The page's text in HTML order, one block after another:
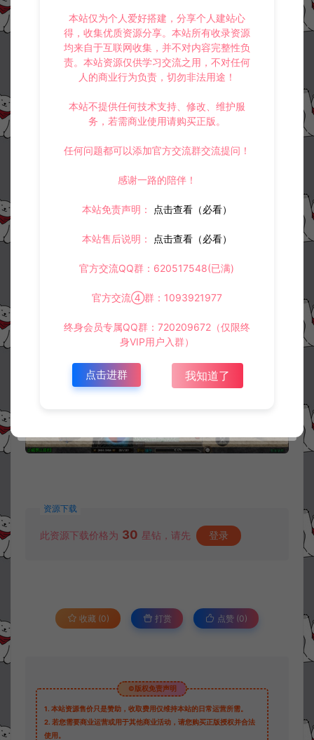
资源下载
此资源下载价格为 30 星钻，请先 登录
收藏 (0) 打赏 点赞 (0)
©版权免责声明
1. 本站资源售价只是赞助，收取费用仅维持本站的日常运营所需。
2. 若您需要商业运营或用于其他商业活动，请您购买正版授权并合法
使用。
本站仅为个人爱好搭建，分享个人建站心
得，收集优质资源分享。本站所有收录资源
均来自于互联网收集，并不对内容完整性负
责。本站资源仅供学习交流之用，不对任何
人的商业行为负责，切勿非法用途！
本站不提供任何技术支持、修改、维护服
务，若需商业使用请购买正版。
任何问题都可以添加官方交流群交流提问！
感谢一路的陪伴！
本站免责声明： 点击查看（必看）
本站售后说明： 点击查看（必看）
官方交流QQ群：620517548(已满)
官方交流④群：1093921977
终身会员专属QQ群：720209672（仅限终
身VIP用户入群）
点击进群 我知道了